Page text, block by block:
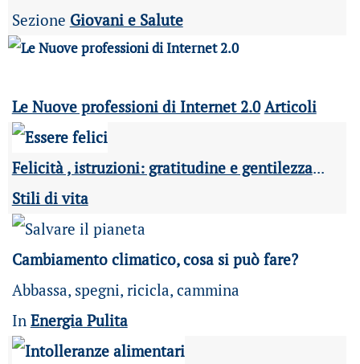
Sezione Giovani e Salute
Le Nuove professioni di Internet 2.0 Articoli
Felicità , istruzioni: gratitudine e gentilezza...
Stili di vita
Cambiamento climatico, cosa si può fare?
Abbassa, spegni, ricicla, cammina
In Energia Pulita